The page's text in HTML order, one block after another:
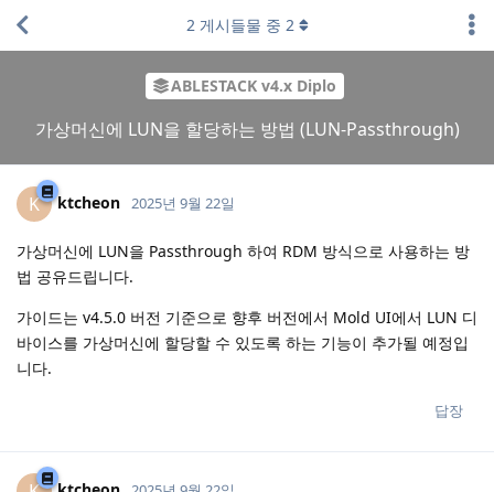
ABLESTACK v4.x Diplo
가상머신에 LUN을 할당하는 방법 (LUN-Passthrough)
2게시들물 중 2
K ktcheon 2025년 9월 22일
가상머신에 LUN을 Passthrough 하여 RDM 방식으로 사용하는 방
법 공유드립니다.
가이드는 v4.5.0 버전 기준으로 향후 버전에서 Mold UI에서 LUN 디
바이스를 가상머신에 할당할 수 있도록 하는 기능이 추가될 예정입
니다.
답장